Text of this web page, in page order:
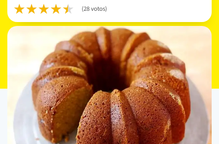
(28 votos)